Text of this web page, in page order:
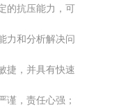
的抗压能力，可
力和分析解决问
捷，并具有快速
谨，责任心强；